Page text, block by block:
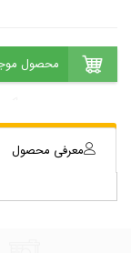
معرفی محصول